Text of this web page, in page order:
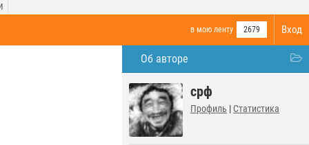
Вход
в мою ленту 2679
Об авторе
срф
Профиль | Статистика